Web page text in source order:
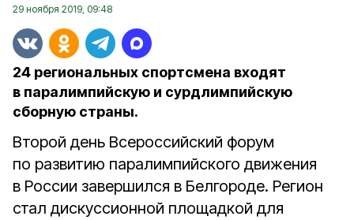
29 ноября 2019, 09:48
24 региональных спортсмена входят
в паралимпийскую и сурдлимпийскую
сборную страны.
Второй день Всероссийский форум
по развитию паралимпийского движения
в России завершился в Белгороде. Регион
стал дискуссионной площадкой для